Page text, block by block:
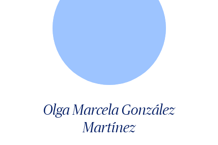
Olga Marcela González
Martínez